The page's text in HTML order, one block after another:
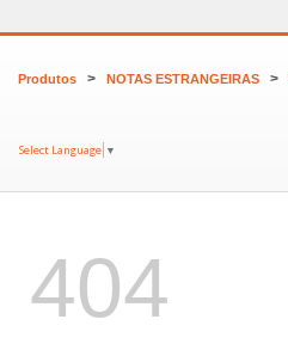
Produtos > NOTAS ESTRANGEIRAS >
Select Language ▼